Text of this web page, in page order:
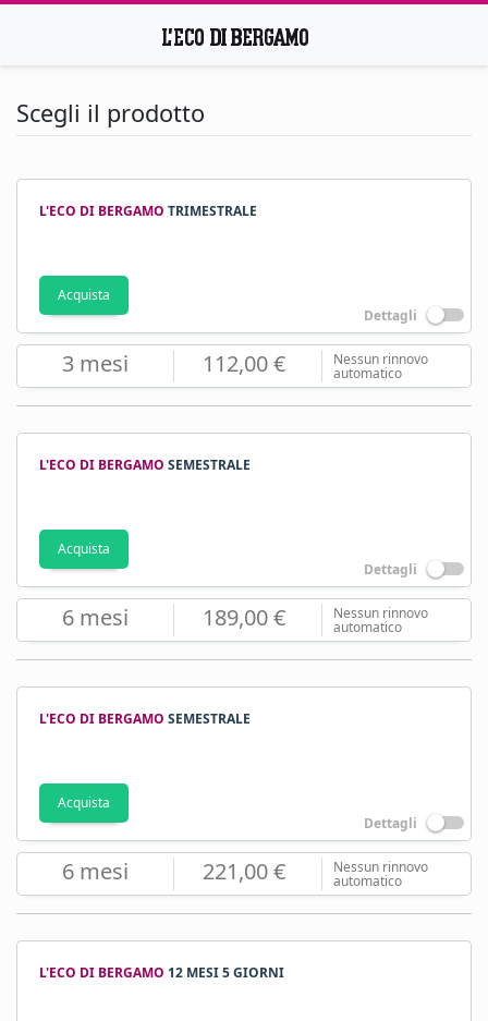
Scegli il prodotto
L'ECO DI BERGAMO TRIMESTRALE
Acquista
Dettagli
3 mesi 112,00 € Nessun rinnovo
automatico
L'ECO DI BERGAMO SEMESTRALE
Acquista
Dettagli
6 mesi 189,00 € Nessun rinnovo
automatico
L'ECO DI BERGAMO SEMESTRALE
Acquista
Dettagli
6 mesi 221,00 € Nessun rinnovo
automatico
L'ECO DI BERGAMO 12 MESI 5 GIORNI